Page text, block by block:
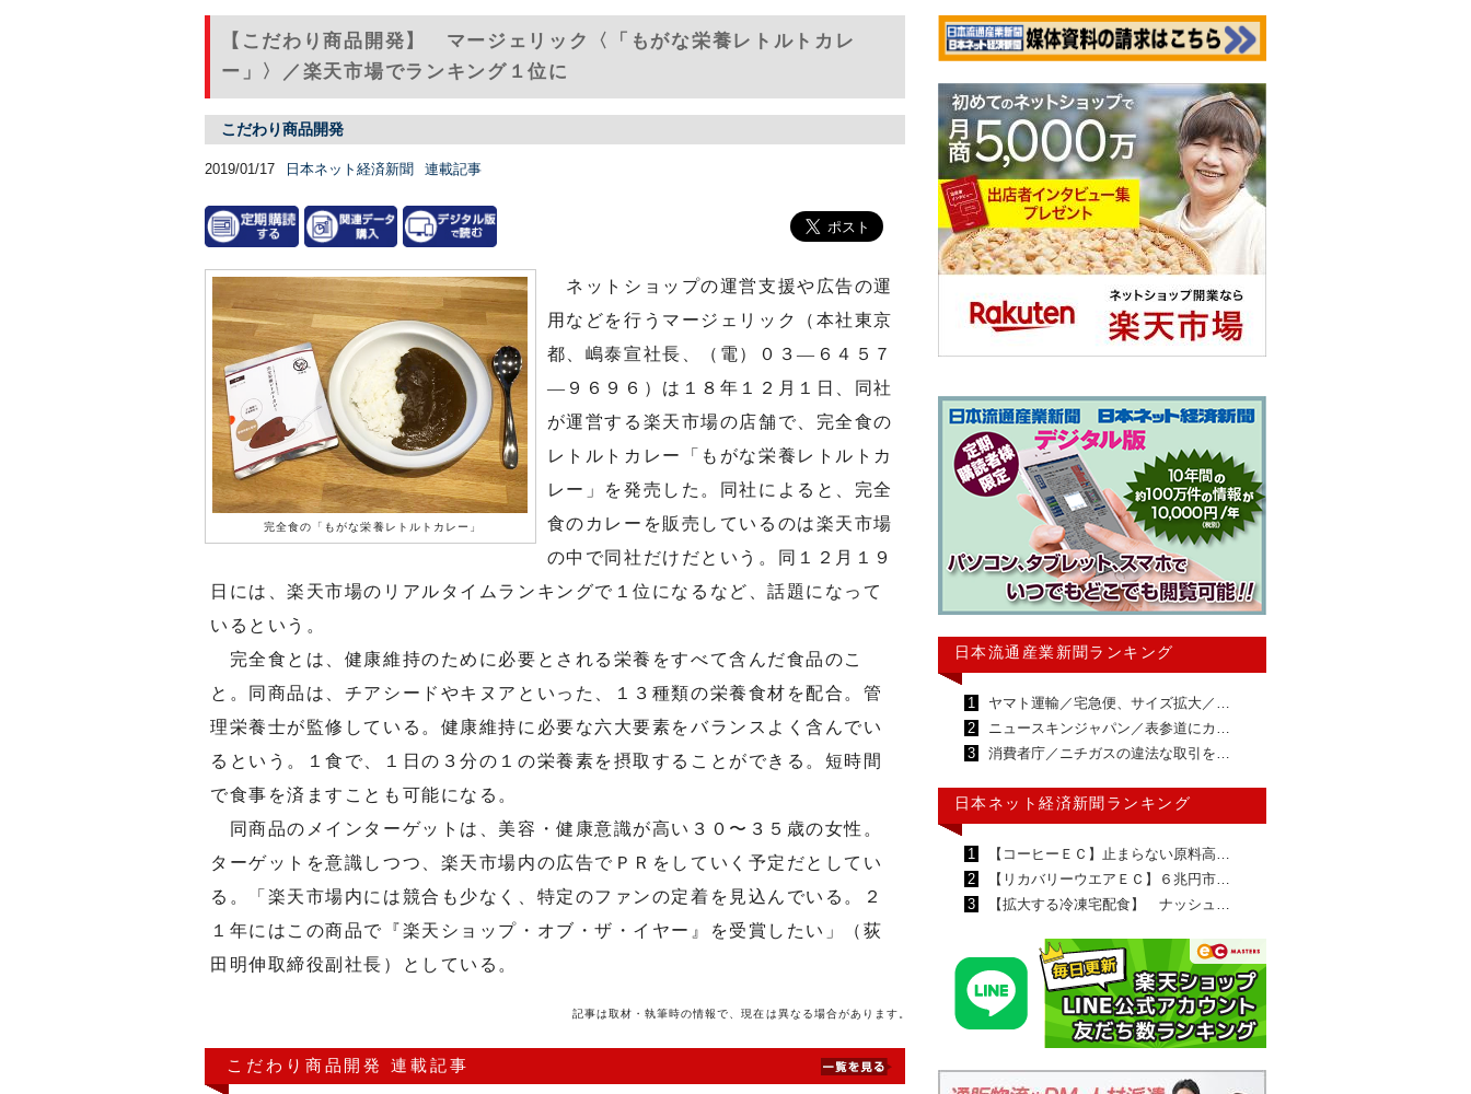
【こだわり商品開発】 マージェリック〈「もがな栄養レトルトカレ
ー」〉／楽天市場でランキング１位に
こだわり商品開発
2019/01/17 日本ネット経済新聞 連載記事
完全食の「もがな栄養レトルトカレー」
ネットショップの運営支援や広告の運
用などを行うマージェリック（本社東京
都、嶋泰宣社長、（電）０３—６４５７
—９６９６）は１８年１２月１日、同社
が運営する楽天市場の店舗で、完全食の
レトルトカレー「もがな栄養レトルトカ
レー」を発売した。同社によると、完全
食のカレーを販売しているのは楽天市場
の中で同社だけだという。同１２月１９
日には、楽天市場のリアルタイムランキングで１位になるなど、話題になって
いるという。
完全食とは、健康維持のために必要とされる栄養をすべて含んだ食品のこ
と。同商品は、チアシードやキヌアといった、１３種類の栄養食材を配合。管
理栄養士が監修している。健康維持に必要な六大要素をバランスよく含んでい
るという。１食で、１日の３分の１の栄養素を摂取することができる。短時間
で食事を済ますことも可能になる。
同商品のメインターゲットは、美容・健康意識が高い３０〜３５歳の女性。
ターゲットを意識しつつ、楽天市場内の広告でＰＲをしていく予定だとしてい
る。「楽天市場内には競合も少なく、特定のファンの定着を見込んでいる。２
１年にはこの商品で『楽天ショップ・オブ・ザ・イヤー』を受賞したい」（荻
田明伸取締役副社長）としている。
記事は取材・執筆時の情報で、現在は異なる場合があります。
こだわり商品開発 連載記事
日本流通産業新聞ランキング
1
ヤマト運輸／宅急便、サイズ拡大／…
2
ニュースキンジャパン／表参道にカ…
3
消費者庁／ニチガスの違法な取引を…
日本ネット経済新聞ランキング
1
【コーヒーＥＣ】止まらない原料高…
2
【リカバリーウエアＥＣ】６兆円市…
3
【拡大する冷凍宅配食】 ナッシュ…